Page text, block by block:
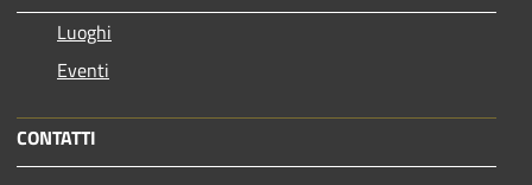
Luoghi
Eventi
CONTATTI